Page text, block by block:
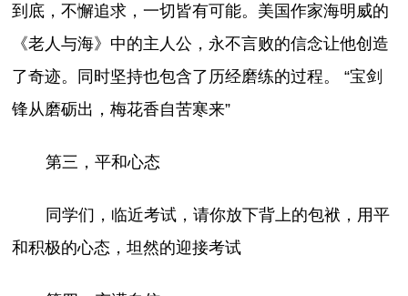
到底，不懈追求，一切皆有可能。美国作家海明威的
《老人与海》中的主人公，永不言败的信念让他创造
了奇迹。同时坚持也包含了历经磨练的过程。 “宝剑
锋从磨砺出，梅花香自苦寒来”
第三，平和心态
同学们，临近考试，请你放下背上的包袱，用平
和积极的心态，坦然的迎接考试